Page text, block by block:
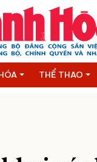
THỂ THAO